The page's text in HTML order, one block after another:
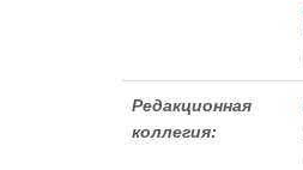
Редакционная
коллегия: